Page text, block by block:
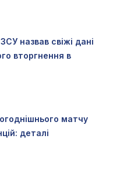
назвав свіжі дані
вторгнення в
матчу
деталі